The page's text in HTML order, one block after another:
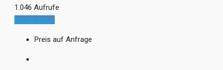
1.046 Aufrufe
Kundenhaus
Preis auf Anfrage